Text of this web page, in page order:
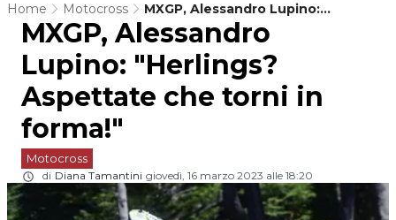
Home Motocross
MXGP, Alessandro Lupino:
"Herlings? Aspettate Che Torni In
Forma!"
MXGP, Alessandro
Lupino: "Herlings?
Aspettate che torni in
forma!"
Motocross
di Diana Tamantini giovedì, 16 marzo 2023 alle 18:20